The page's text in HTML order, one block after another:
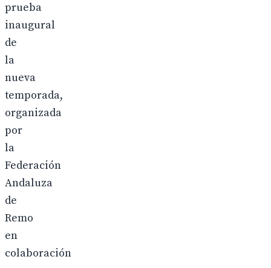
prueba
inaugural
de
la
nueva
temporada,
organizada
por
la
Federación
Andaluza
de
Remo
en
colaboración